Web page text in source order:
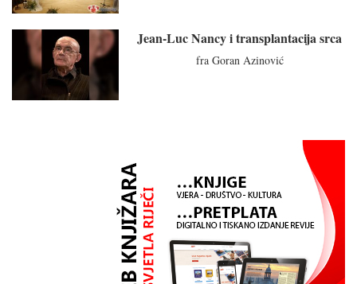
Jean-Luc Nancy i transplantacija srca
fra Goran Azinović